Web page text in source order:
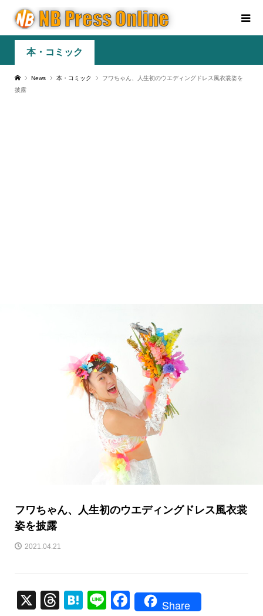
本・コミック
News 本・コミック
フワちゃん、人生初のウエディングドレス風衣裳姿を
披露
フワちゃん、人生初のウエディングドレス風衣裳
姿を披露
2021.04.21
X
T
H
Li
F
Share